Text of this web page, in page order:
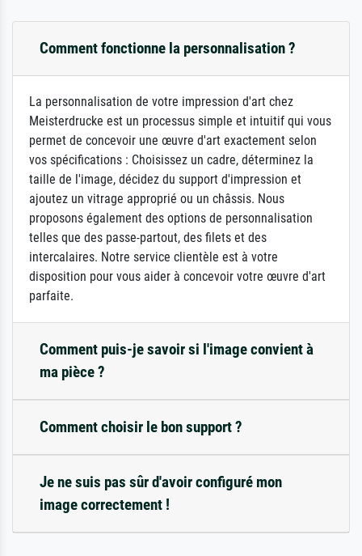
Comment fonctionne la personnalisation ?
La personnalisation de votre impression d'art chez
Meisterdrucke est un processus simple et intuitif qui vous
permet de concevoir une œuvre d'art exactement selon
vos spécifications : Choisissez un cadre, déterminez la
taille de l'image, décidez du support d'impression et
ajoutez un vitrage approprié ou un châssis. Nous
proposons également des options de personnalisation
telles que des passe-partout, des filets et des
intercalaires. Notre service clientèle est à votre
disposition pour vous aider à concevoir votre œuvre d'art
parfaite.
Comment puis-je savoir si l'image convient à
ma pièce ?
Comment choisir le bon support ?
Je ne suis pas sûr d'avoir configuré mon
image correctement !